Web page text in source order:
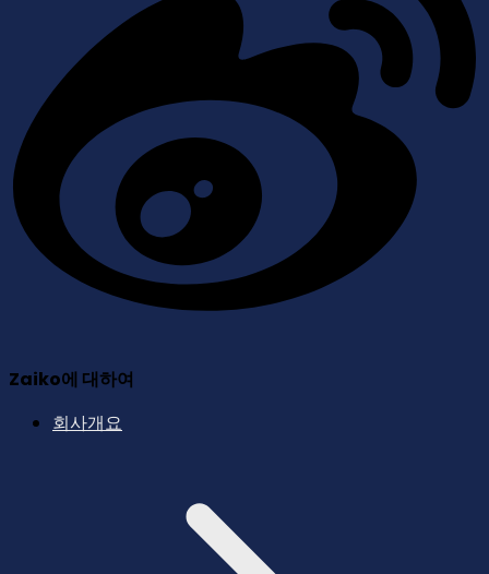
Zaiko에 대하여
회사개요